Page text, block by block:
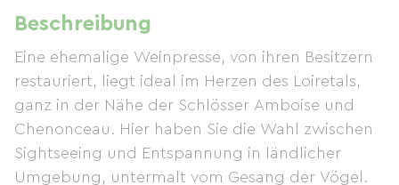
Beschreibung
Eine ehemalige Weinpresse, von ihren Besitzern
restauriert, liegt ideal im Herzen des Loiretals,
ganz in der Nähe der Schlösser Amboise und
Chenonceau. Hier haben Sie die Wahl zwischen
Sightseeing und Entspannung in ländlicher
Umgebung, untermalt vom Gesang der Vögel.